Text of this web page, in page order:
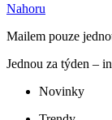
Nahoru
Mailem pouze
Jednou za týden –
Novinky